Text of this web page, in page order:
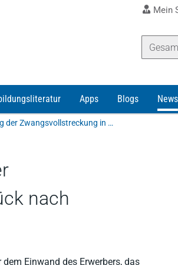
Mein
Apps Blogs News
Gläubigeranfechtung auf Duldung der Zwangsvollstreckung in ein Grundstück nach Grundstücksübertragung
nach
Einwand des Erwerbers, das